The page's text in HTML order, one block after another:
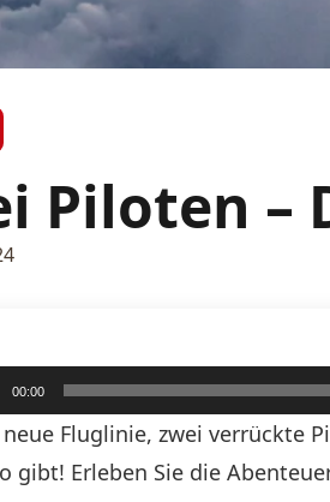
Piloten –
00:00
neue Fluglinie, zwei verrückte
gibt! Erleben Sie die